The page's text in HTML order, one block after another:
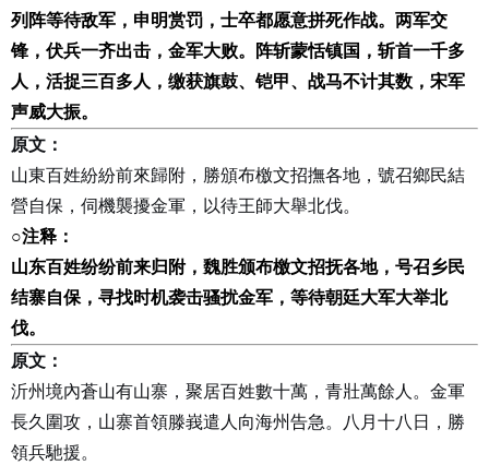
列阵等待敌军，申明赏罚，士卒都愿意拼死作战。两军交
锋，伏兵一齐出击，金军大败。阵斩蒙恬镇国，斩首一千多
人，活捉三百多人，缴获旗鼓、铠甲、战马不计其数，宋军
声威大振。
原文：
山東百姓紛紛前來歸附，勝頒布檄文招撫各地，號召鄉民結
營自保，伺機襲擾金軍，以待王師大舉北伐。
○注释：
山东百姓纷纷前来归附，魏胜颁布檄文招抚各地，号召乡民
结寨自保，寻找时机袭击骚扰金军，等待朝廷大军大举北
伐。
原文：
沂州境內蒼山有山寨，聚居百姓數十萬，青壯萬餘人。金軍
長久圍攻，山寨首領滕峩遣人向海州告急。八月十八日，勝
領兵馳援。